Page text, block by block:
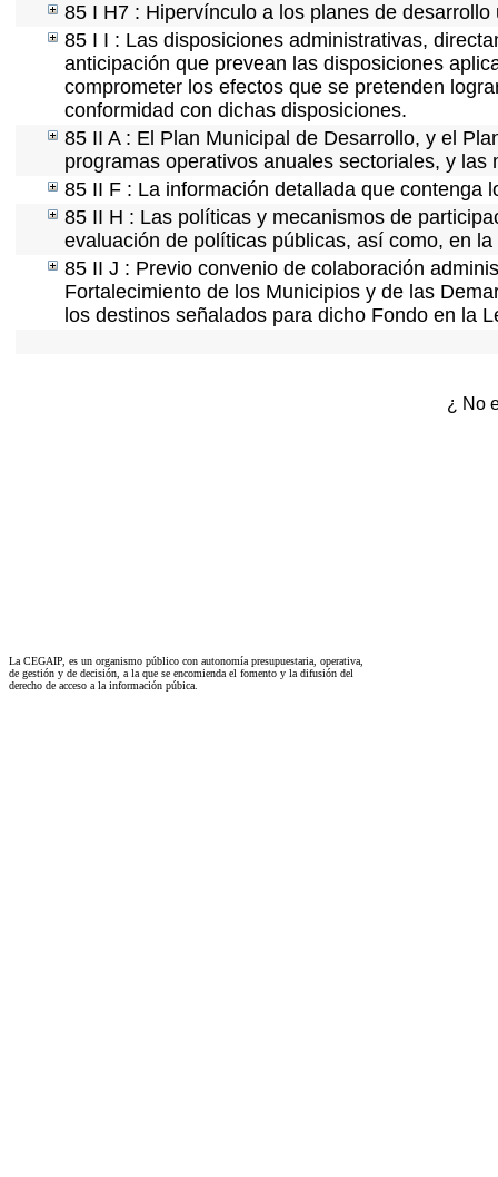
85 I H7 : Hipervínculo a los planes de desarrollo
85 I I : Las disposiciones administrativas,
anticipación que prevean las disposiciones
comprometer los efectos que se pretenden
conformidad con dichas disposiciones.
85 II A : El Plan Municipal de Desarrollo, y el
programas operativos anuales sectoriales, y
85 II F : La información detallada que contenga
85 II H : Las políticas y mecanismos de
evaluación de políticas públicas, así como, en
85 II J : Previo convenio de colaboración
Fortalecimiento de los Municipios y de las
los destinos señalados para dicho Fondo en la
¿ No
La CEGAIP, es un organismo público con autonomía presupuestaria, operativa,
de gestión y de decisión, a la que se encomienda el fomento y la difusión del
derecho de acceso a la información púbica.